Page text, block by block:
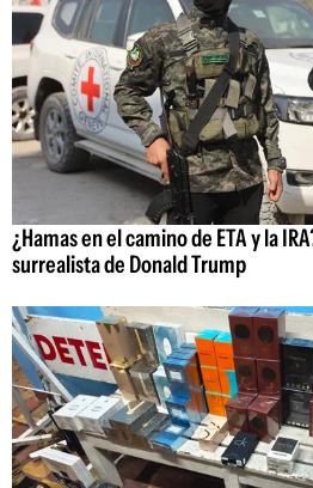
¿Hamas en el camino de ETA y la
surrealista de Donald Trump